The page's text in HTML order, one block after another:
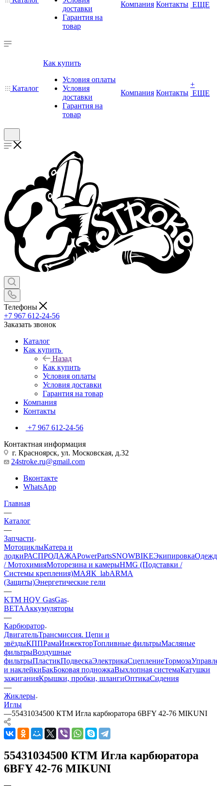
доставки
Гарантия на
товар
Компания Контакты ЕЩЕ
Каталог
Как купить
Условия оплаты
Условия
доставки
Гарантия на
товар
Компания Контакты
+
ЕЩЕ
Телефоны
+7 967 612-24-56
Заказать звонок
Каталог
Как купить
Назад
Как купить
Условия оплаты
Условия доставки
Гарантия на товар
Компания
Контакты
+7 967 612-24-56
Контактная информация
г. Красноярск, ул. Московская, д.32
24stroke.ru@gmail.com
Вконтакте
WhatsApp
Главная
—
Каталог
—
Запчасти
МотоциклыКатера и
лодкиРАСПРОДАЖАPowerPartsSNOWBIKEЭкипировка
/ МотохимияМоторезина и камерыHMG (Подставки /
Системы крепления)МАЯК_labARMA
(Защиты)Энергетические гели
—
KTM HQV GasGas
BETAАккумуляторы
—
Карбюратор
ДвигательТрансмиссия. Цепи и
звёздыКППРамаИнжекторТопливные фильтрыМасляные
фильтрыВоздушные
фильтрыПластикПодвескаЭлектрикаСцеплениеТормоза
и наклейкиБакБоковая подножкаВыхлопная системаКатушки
зажиганияКрышки, пробки, шлангиОптикаСидения
—
Жиклеры
Иглы
—55431034500 КТМ Игла карбюратора 6BFY 42-76 MIKUNI
55431034500 КТМ Игла карбюратора
6BFY 42-76 MIKUNI